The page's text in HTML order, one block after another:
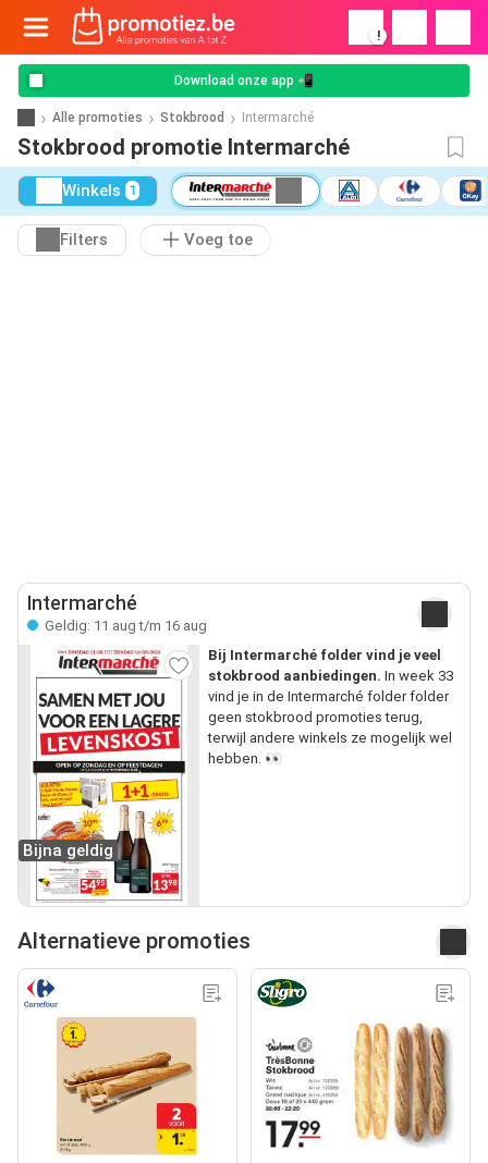
!
Download onze app 📲
Alle promoties Stokbrood Intermarché
Stokbrood promotie Intermarché
Winkels 1
Filters Voeg toe
Intermarché
Geldig: 11 aug t/m 16 aug
Bijna geldig
Bij Intermarché folder vind je veel
stokbrood aanbiedingen. In week 33
vind je in de Intermarché folder folder
geen stokbrood promoties terug,
terwijl andere winkels ze mogelijk wel
hebben. 👀
Alternatieve promoties